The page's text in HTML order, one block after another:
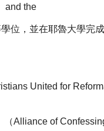
and the
位，並在耶魯大學完
United for
Alliance of